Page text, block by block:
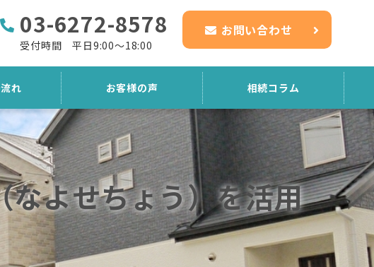
03-6272-8578
受付時間 平日9:00～18:00
お問い合わせ
れ お客様の声 相続コラム
よせちょう）を活用